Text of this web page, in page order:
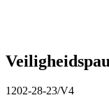
1202-28-23/V4